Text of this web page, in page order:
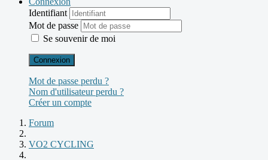
Identifiant
Mot de passe
Se souvenir de moi
Connexion
Mot de passe perdu ?
Nom d'utilisateur perdu ?
Créer un compte
Forum
VO2 CYCLING